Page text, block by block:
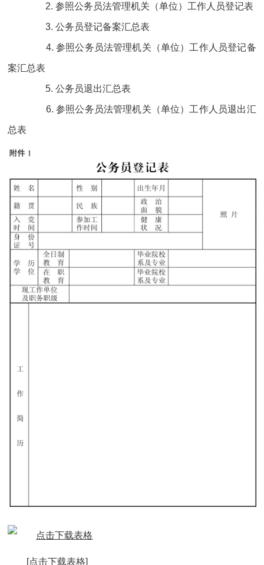
2. 参照公务员法管理机关（单位）工作人员登记表
3. 公务员登记备案汇总表
4. 参照公务员法管理机关（单位）工作人员登记备
案汇总表
5. 公务员退出汇总表
6. 参照公务员法管理机关（单位）工作人员退出汇
总表
[点击下载表格]